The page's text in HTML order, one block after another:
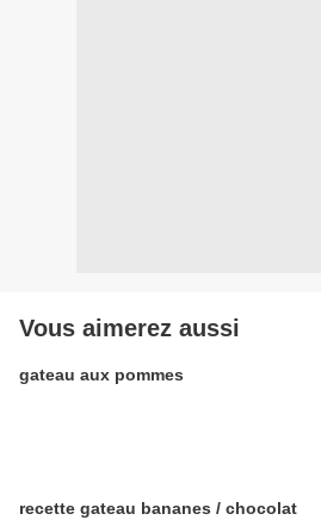
Vous aimerez aussi
gateau aux pommes
recette gateau bananes / chocolat